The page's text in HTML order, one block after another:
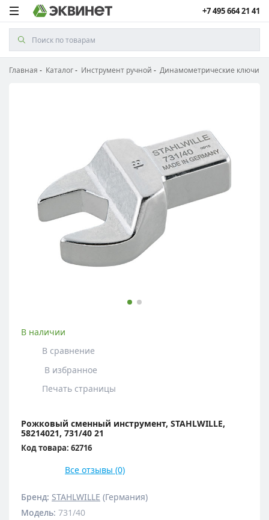
+7 495 664 21 41
Главная Каталог Инструмент ручной Динамометрические ключи и
В наличии
В сравнение
В избранное
Печать страницы
Рожковый сменный инструмент, STAHLWILLE,
58214021, 731/40 21
Код товара: 62716
Все отзывы (0)
Бренд: STAHLWILLE (Германия)
Модель: 731/40